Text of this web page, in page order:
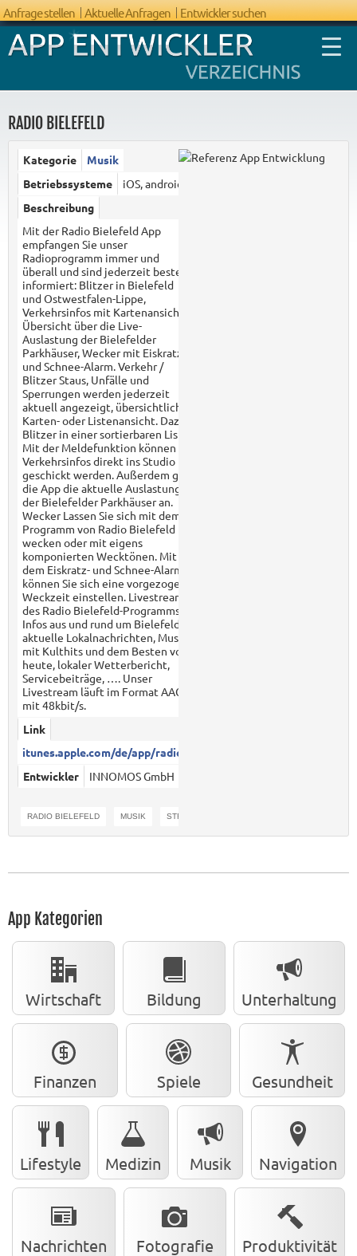
Anfrage stellen Aktuelle Anfragen Entwickler suchen
RADIO BIELEFELD
Kategorie
Musik
Betriebssysteme
iOS, android
Beschreibung
Mit der Radio Bielefeld App
empfangen Sie unser
Radioprogramm immer und
überall und sind jederzeit bestens
informiert: Blitzer in Bielefeld
und Ostwestfalen-Lippe,
Verkehrsinfos mit Kartenansicht,
Übersicht über die Live-
Auslastung der Bielefelder
Parkhäuser, Wecker mit Eiskratz-
und Schnee-Alarm. Verkehr /
Blitzer Staus, Unfälle und
Sperrungen werden jederzeit
aktuell angezeigt, übersichtlich in
Karten- oder Listenansicht. Dazu
Blitzer in einer sortierbaren Liste.
Mit der Meldefunktion können
Verkehrsinfos direkt ins Studio
geschickt werden. Außerdem gibt
die App die aktuelle Auslastung
der Bielefelder Parkhäuser an.
Wecker Lassen Sie sich mit dem
Programm von Radio Bielefeld
wecken oder mit eigens
komponierten Wecktönen. Mit
dem Eiskratz- und Schnee-Alarm
können Sie sich eine vorgezogene
Weckzeit einstellen. Livestream
des Radio Bielefeld-Programms:
Infos aus und rund um Bielefeld,
aktuelle Lokalnachrichten, Musik
mit Kulthits und dem Besten von
heute, lokaler Wetterbericht,
Servicebeiträge, …. Unser
Livestream läuft im Format AAC+
mit 48kbit/s.
Link
itunes.apple.com/de/app/radio-...
Entwickler
INNOMOS GmbH
RADIO BIELEFELD MUSIK STREAM
App Kategorien
Wirtschaft Bildung Unterhaltung
Finanzen Spiele Gesundheit
Lifestyle Medizin Musik Navigation
Nachrichten Fotografie Produktivität